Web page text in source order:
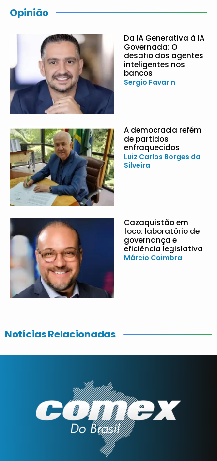
Opinião
Da IA Generativa à IA
Governada: O
desafio dos agentes
inteligentes nos
bancos
Sergio Favarin
A democracia refém
de partidos
enfraquecidos
Luiz Carlos Borges da
Silveira
Cazaquistão em
foco: laboratório de
governança e
eficiência legislativa
Márcio Coimbra
Notícias Relacionadas